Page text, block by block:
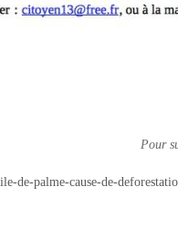
Pour
de-palme-cause-de-